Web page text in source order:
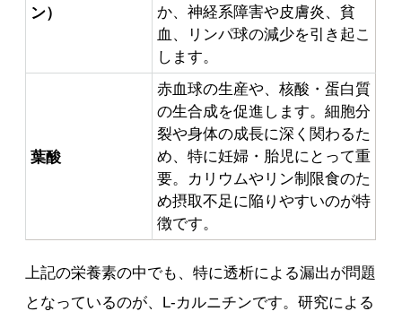
ン）
か、神経系障害や皮膚炎、貧
血、リンパ球の減少を引き起こ
します。
葉酸
赤血球の生産や、核酸・蛋白質
の生合成を促進します。細胞分
裂や身体の成長に深く関わるた
め、特に妊婦・胎児にとって重
要。カリウムやリン制限食のた
め摂取不足に陥りやすいのが特
徴です。
上記の栄養素の中でも、特に透析による漏出が問題
となっているのが、L-カルニチンです。研究による